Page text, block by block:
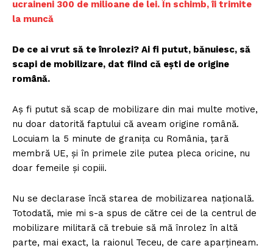
ucraineni 300 de milioane de lei. În schimb, îi trimite
la muncă
De ce ai vrut să te înrolezi? Ai fi putut, bănuiesc, să
scapi de mobilizare, dat fiind că ești de origine
română.
Aș fi putut să scap de mobilizare din mai multe motive,
nu doar datorită faptului că aveam origine română.
Locuiam la 5 minute de granița cu România, țară
membră UE, și în primele zile putea pleca oricine, nu
doar femeile și copiii.
Nu se declarase încă starea de mobilizarea națională.
Totodată, mie mi s-a spus de către cei de la centrul de
mobilizare militară că trebuie să mă înrolez în altă
parte, mai exact, la raionul Teceu, de care aparțineam.